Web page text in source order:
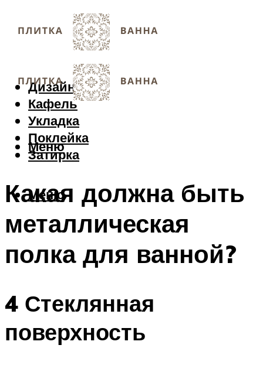
Дизайн
Кафель
Укладка
Поклейка
Затирка
Меню
Меню
Какая должна быть
металлическая
полка для ванной?
4 Стеклянная
поверхность